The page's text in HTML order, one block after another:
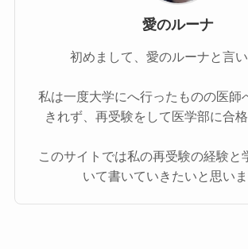
愛のルーナ
初めまして、愛のルーナと言い
私は一度大学にへ行ったものの医師
きれず、再受験をして医学部に合格
このサイトでは私の再受験の経験と
いて書いていきたいと思いま